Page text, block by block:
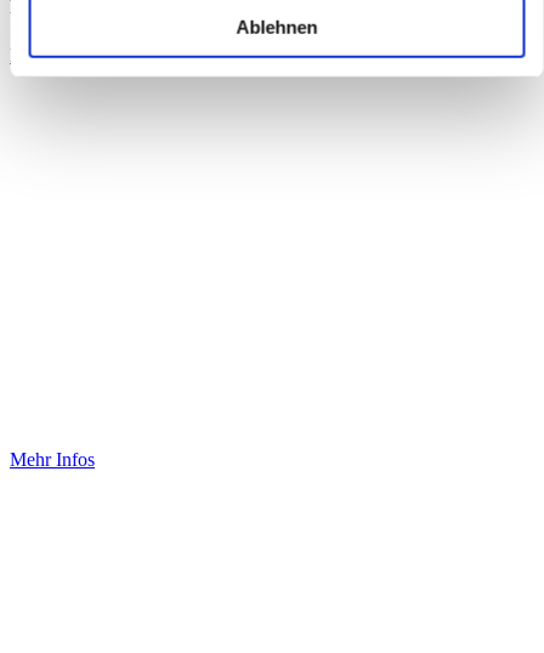
Ablehnen
Manuel Gutjahr Businessfotograf
https://www.manuelgutjahr.de
Mehr Infos